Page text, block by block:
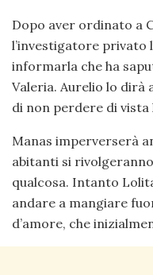
Dopo aver ordinato a
l’investigatore privato
informarla che ha
Valeria. Aurelio lo dirà
di non perdere di
Manas imperverserà
abitanti si
qualcosa. Intanto
andare a mangiare
d’amore, che